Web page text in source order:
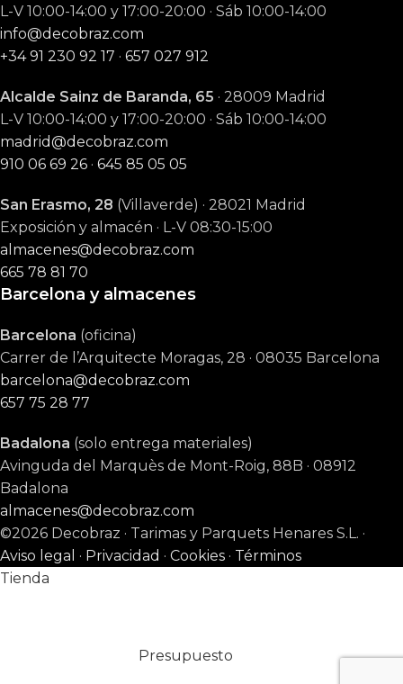
L-V 10:00-14:00 y 17:00-20:00 · Sáb 10:00-14:00
info@decobraz.com
+34 91 230 92 17 · 657 027 912
Alcalde Sainz de Baranda, 65 · 28009 Madrid
L-V 10:00-14:00 y 17:00-20:00 · Sáb 10:00-14:00
madrid@decobraz.com
910 06 69 26 · 645 85 05 05
San Erasmo, 28 (Villaverde) · 28021 Madrid
Exposición y almacén · L-V 08:30-15:00
almacenes@decobraz.com
665 78 81 70
Barcelona y almacenes
Barcelona (oficina)
Carrer de l’Arquitecte Moragas, 28 · 08035 Barcelona
barcelona@decobraz.com
657 75 28 77
Badalona (solo entrega materiales)
Avinguda del Marquès de Mont-Roig, 88B · 08912
Badalona
almacenes@decobraz.com
©2026 Decobraz · Tarimas y Parquets Henares S.L. ·
Aviso legal · Privacidad · Cookies · Términos
Tienda
Presupuesto